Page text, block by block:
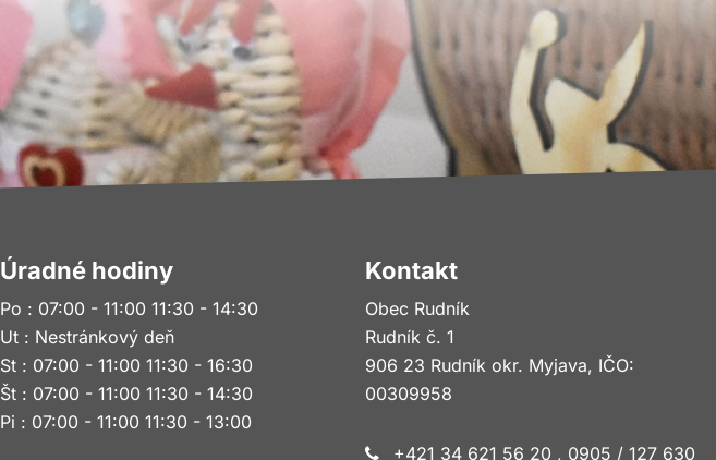
Úradné hodiny
Po : 07:00 - 11:00 11:30 - 14:30
Ut : Nestránkový deň
St : 07:00 - 11:00 11:30 - 16:30
Št : 07:00 - 11:00 11:30 - 14:30
Pi : 07:00 - 11:00 11:30 - 13:00
Kontakt
Obec Rudník
Rudník č. 1
906 23 Rudník okr. Myjava, IČO:
00309958
+421 34 621 56 20 , 0905 / 127 630